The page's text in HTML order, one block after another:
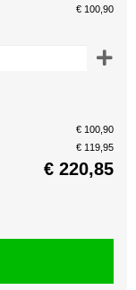
€ 100,90
€ 100,90
€ 119,95
€ 220,85